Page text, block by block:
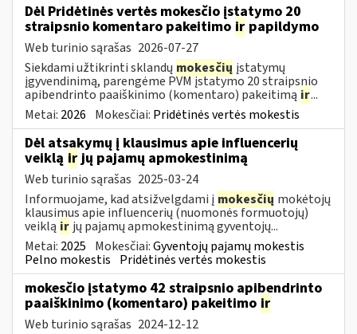
Dėl Pridėtinės vertės mokesčio įstatymo 20
straipsnio komentaro pakeitimo ir papildymo
Web turinio sąrašas 2026-07-27
Siekdami užtikrinti sklandų mokesčių įstatymų
įgyvendinimą, parengėme PVM įstatymo 20 straipsnio
apibendrinto paaiškinimo (komentaro) pakeitimą ir...
Metai: 2026 Mokesčiai: Pridėtinės vertės mokestis
Dėl atsakymų į klausimus apie influencerių
veiklą irjų pajamų apmokestinimą
Web turinio sąrašas 2025-03-24
Informuojame, kad atsižvelgdami į mokesčių mokėtojų
klausimus apie influencerių (nuomonės formuotojų)
veiklą ir jų pajamų apmokestinimą gyventojų...
Metai: 2025 Mokesčiai:Gyventojų pajamų mokestis
Pelno mokestis Pridėtinės vertės mokestis
mokesčio įstatymo 42 straipsnio apibendrinto
paaiškinimo (komentaro) pakeitimo ir
Web turinio sąrašas 2024-12-12